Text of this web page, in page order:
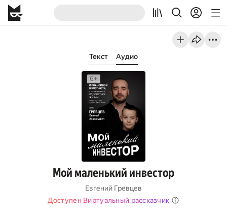
Текст Аудио
Мой маленький инвестор
Евгений Гревцев
Доступен Виртуальный рассказчик